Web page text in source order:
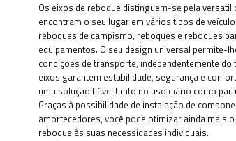
Os eixos de reboque distinguem-se pela
encontram o seu lugar em vários tipos de
reboques de campismo, reboques e reboques
equipamentos. O seu design universal permite-
condições de transporte, independentemente
eixos garantem estabilidade, segurança e
uma solução fiável tanto no uso diário como
Graças à possibilidade de instalação de
amortecedores, você pode otimizar ainda mais
reboque às suas necessidades individuais.